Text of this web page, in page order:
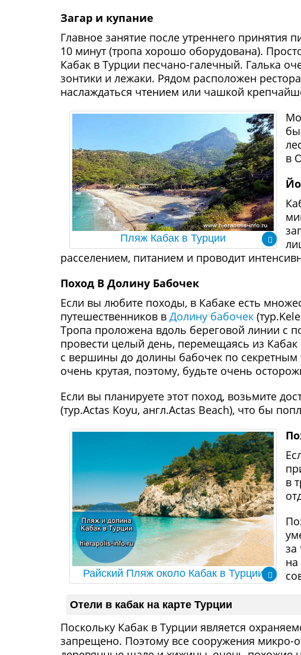
Загар и купание
Главное занятие после утреннего принятия
10 минут (тропа хорошо оборудована).
Кабак в Турции песчано-галечный. Галька
зонтики и лежаки. Рядом расположен
наслаждаться чтением или чашкой
Пляж Кабак в Турции
в
расселением, питанием и проводит
Поход В Долину Бабочек
Если вы любите походы, в Кабаке есть
путешественников в Долину бабочек
Тропа проложена вдоль береговой линии
провести целый день, перемещаясь из
с вершины до долины бабочек по секретным
очень крутая, поэтому, будьте очень
Если вы планируете этот поход, возьмите
(тур.Actas Koyu, англ.Actas Beach), что бы
Райский Пляж около Кабак в Турции
в
за
Отели в кабак на карте Турции
Поскольку Кабак в Турции является
запрещено. Поэтому все сооружения микро-